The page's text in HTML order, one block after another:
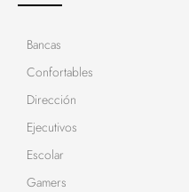
Bancas
Confortables
Dirección
Ejecutivos
Escolar
Gamers